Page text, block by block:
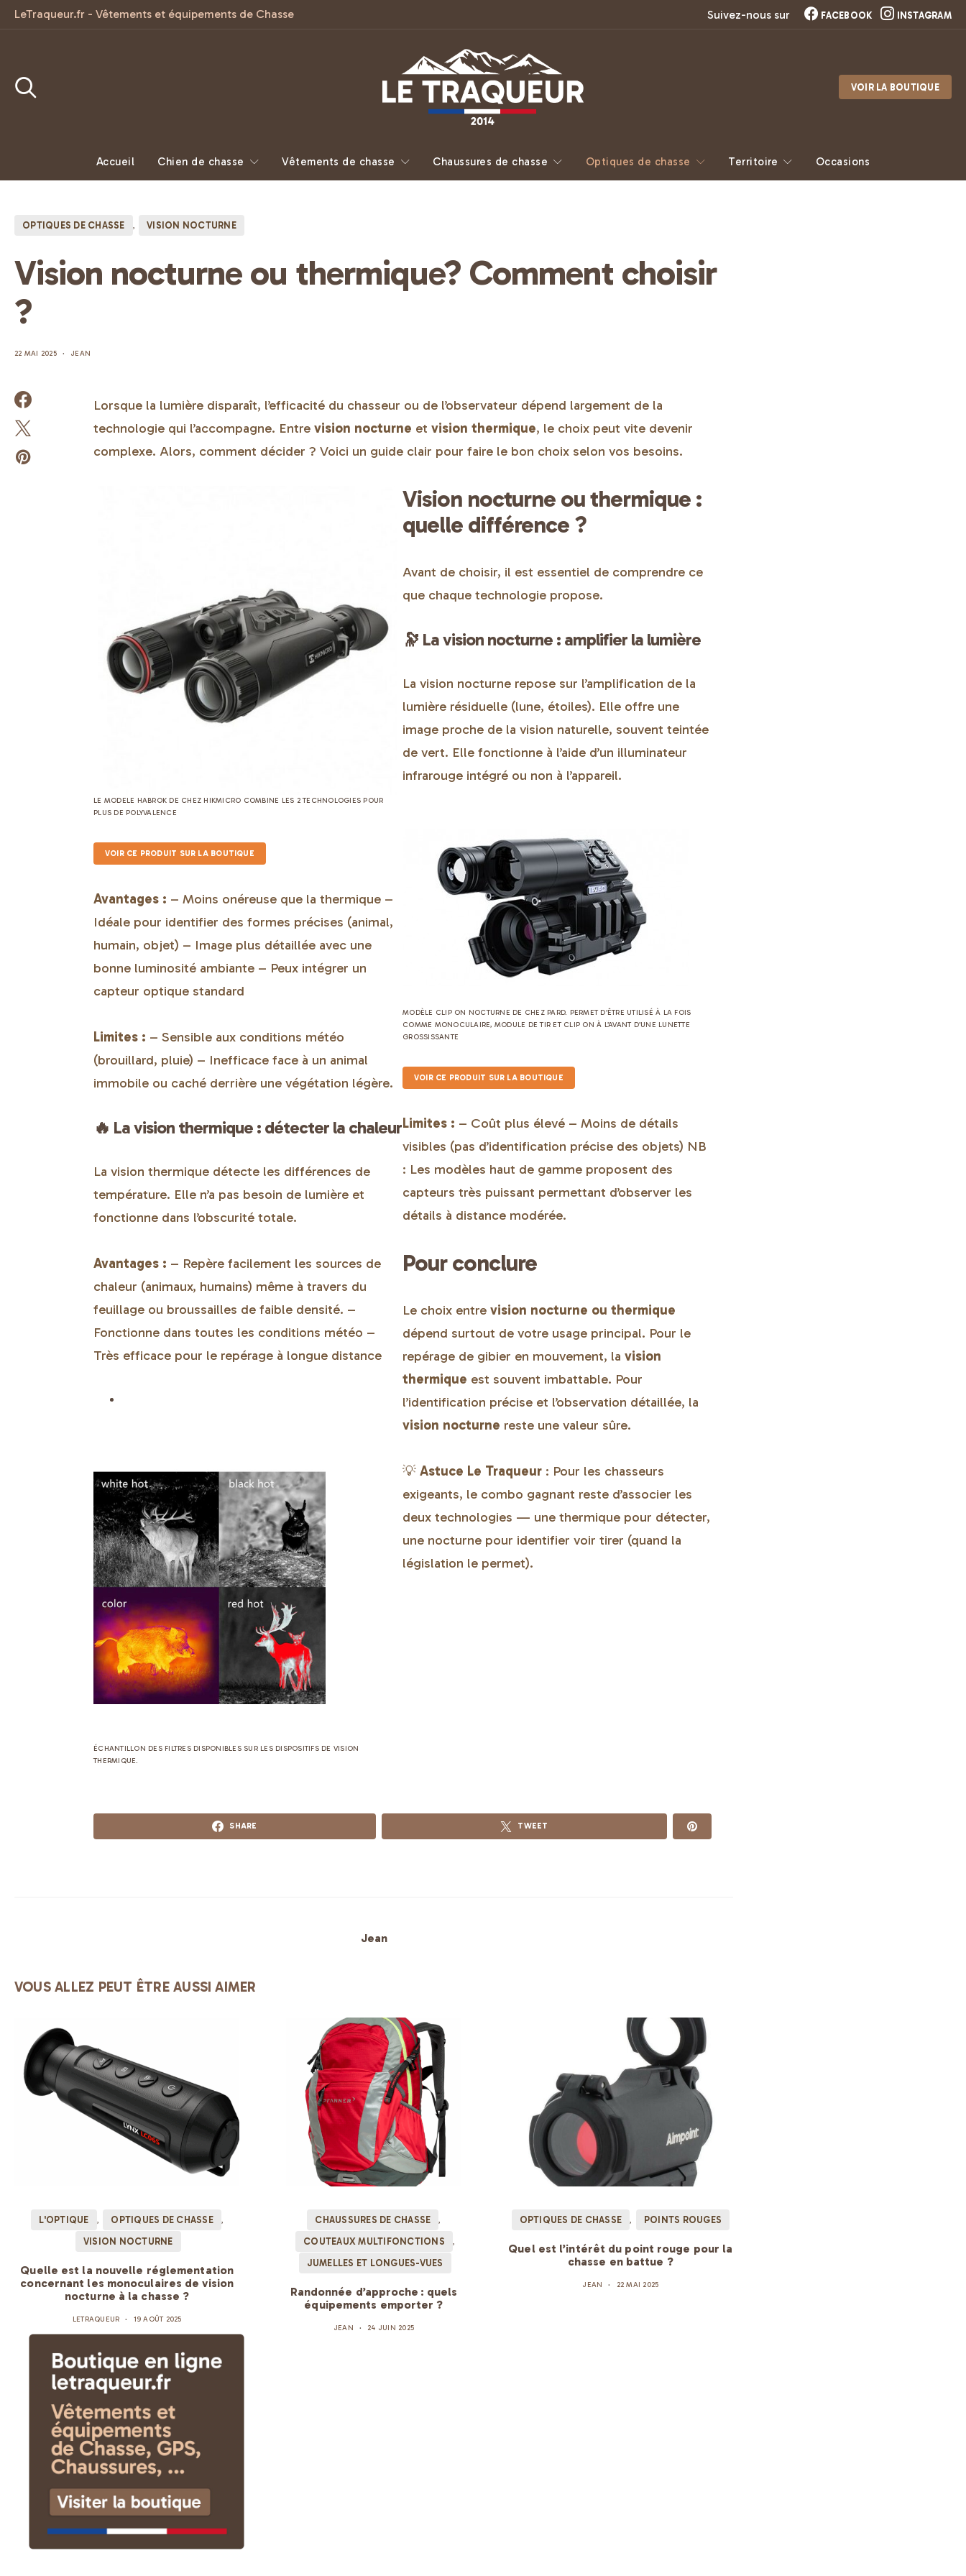
LeTraqueur.fr - Vêtements et équipements de Chasse Suivez-nous sur FACEBOOK INSTAGRAM
VOIR LA BOUTIQUE
Accueil Chien de chasse Vêtements de chasse Chaussures de chasse Optiques de chasse Territoire Occasions
OPTIQUES DE CHASSE VISION NOCTURNE
Vision nocturne ou thermique? Comment choisir
?
22 MAI 2025 JEAN
Lorsque la lumière disparaît, l’efficacité du chasseur ou de l’observateur dépend largement de la
technologie qui l’accompagne. Entre vision nocturne et vision thermique, le choix peut vite devenir
complexe. Alors, comment décider ? Voici un guide clair pour faire le bon choix selon vos besoins.
LE MODELE HABROK DE CHEZ HIKMICRO COMBINE LES 2 TECHNOLOGIES POUR
PLUS DE POLYVALENCE
VOIR CE PRODUIT SUR LA BOUTIQUE
Avantages : – Moins onéreuse que la thermique –
Idéale pour identifier des formes précises (animal,
humain, objet) – Image plus détaillée avec une
bonne luminosité ambiante – Peux intégrer un
capteur optique standard
Limites : – Sensible aux conditions météo
(brouillard, pluie) – Inefficace face à un animal
immobile ou caché derrière une végétation légère.
🔥 La vision thermique : détecter la chaleur
La vision thermique détecte les différences de
température. Elle n’a pas besoin de lumière et
fonctionne dans l’obscurité totale.
Avantages : – Repère facilement les sources de
chaleur (animaux, humains) même à travers du
feuillage ou broussailles de faible densité. –
Fonctionne dans toutes les conditions météo –
Très efficace pour le repérage à longue distance
ÉCHANTILLON DES FILTRES DISPONIBLES SUR LES DISPOSITIFS DE VISION
THERMIQUE.
Vision nocturne ou thermique :
quelle différence ?
Avant de choisir, il est essentiel de comprendre ce
que chaque technologie propose.
🔭 La vision nocturne : amplifier la lumière
La vision nocturne repose sur l’amplification de la
lumière résiduelle (lune, étoiles). Elle offre une
image proche de la vision naturelle, souvent teintée
de vert. Elle fonctionne à l’aide d’un illuminateur
infrarouge intégré ou non à l’appareil.
MODÈLE CLIP ON NOCTURNE DE CHEZ PARD. PERMET D’ÊTRE UTILISÉ À LA FOIS
COMME MONOCULAIRE, MODULE DE TIR ET CLIP ON À L’AVANT D’UNE LUNETTE
GROSSISSANTE
VOIR CE PRODUIT SUR LA BOUTIQUE
Limites : – Coût plus élevé – Moins de détails
visibles (pas d’identification précise des objets) NB
: Les modèles haut de gamme proposent des
capteurs très puissant permettant d’observer les
détails à distance modérée.
Pour conclure
Le choix entre vision nocturne ou thermique
dépend surtout de votre usage principal. Pour le
repérage de gibier en mouvement, la vision
thermique est souvent imbattable. Pour
l’identification précise et l’observation détaillée, la
vision nocturne reste une valeur sûre.
💡 Astuce Le Traqueur : Pour les chasseurs
exigeants, le combo gagnant reste d’associer les
deux technologies — une thermique pour détecter,
une nocturne pour identifier voir tirer (quand la
législation le permet).
SHARE TWEET
Jean
VOUS ALLEZ PEUT ÊTRE AUSSI AIMER
L'OPTIQUE
OPTIQUES DE CHASSE
VISION NOCTURNE
Quelle est la nouvelle réglementation
concernant les monoculaires de vision
nocturne à la chasse ?
LETRAQUEUR 19 AOÛT 2025
CHAUSSURES DE CHASSE
COUTEAUX MULTIFONCTIONS
JUMELLES ET LONGUES-VUES
Randonnée d’approche : quels
équipements emporter ?
JEAN 24 JUIN 2025
OPTIQUES DE CHASSE POINTS ROUGES
Quel est l’intérêt du point rouge pour la
chasse en battue ?
JEAN 22 MAI 2025